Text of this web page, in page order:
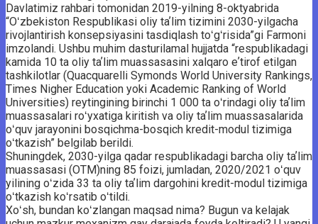
Davlatimiz rahbari tomonidan 2019-yilning 8-oktyabrida
“Oʻzbekiston Respublikasi oliy taʼlim tizimini 2030-yilgacha
rivojlantirish konsepsiyasini tasdiqlash toʻgʻrisida”gi Farmoni
imzolandi. Ushbu muhim dasturilamal hujjatda “respublikadagi
kamida 10 ta oliy taʼlim muassasasini xalqaro eʼtirof etilgan
tashkilotlar (Quacquarelli Symonds World University Rankings,
Times Nigher Education yoki Academic Ranking of World
Universities) reytingining birinchi 1 000 ta oʻrindagi oliy taʼlim
muassasalari roʻyxatiga kiritish va oliy taʼlim ­muassasalarida
oʻquv jarayonini bosqichma-bosqich kredit-modul tizimiga
oʻtkazish” belgilab berildi.
Shuningdek, 2030-yilga qadar respublikadagi barcha oliy taʼlim
muassasasi (OTM)ning 85 foizi, jumladan, 2020/2021 oʻquv
yilining oʻzida 33 ta oliy taʼlim dargohini kredit-modul tizimiga
oʻtkazish koʻrsatib oʻtildi.
Xoʻsh, bundan koʻzlangan maqsad nima? Bugun va kelajak